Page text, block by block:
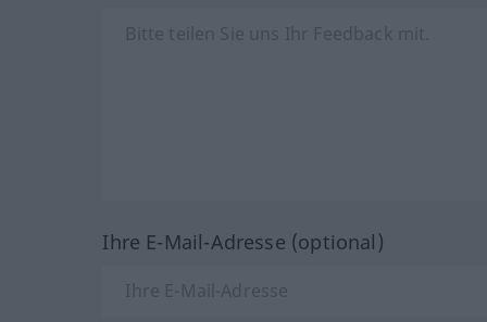
Ihre E-Mail-Adresse (optional)